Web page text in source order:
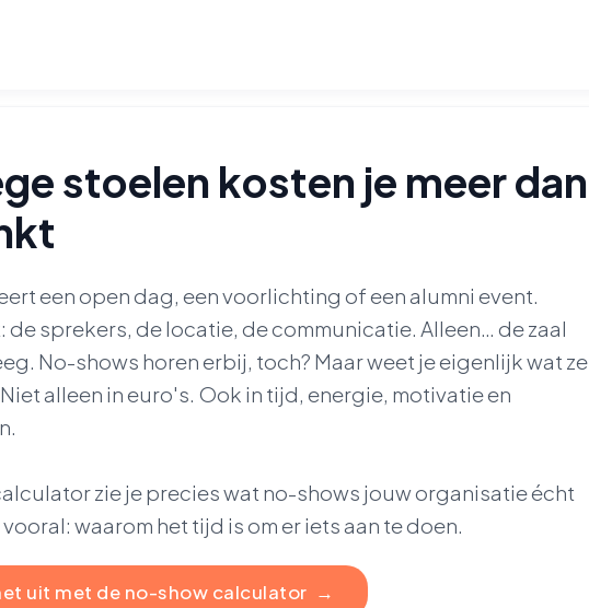
stoelen kosten je meer dan
een open dag, een voorlichting of een alumni event.
de sprekers, de locatie, de communicatie. Alleen… de zaal
No-shows horen erbij, toch? Maar weet je eigenlijk wat ze
alleen in euro's. Ook in tijd, energie, motivatie en
zie je precies wat no-shows jouw organisatie écht
waarom het tijd is om er iets aan te doen.
uit met de no-show calculator →